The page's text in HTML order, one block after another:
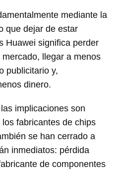
mediante la
que dejar de estar
Huawei significa perder
llegar a menos
publicitario y,
dinero.
implicaciones son
fabricantes de chips
se han cerrado a
inmediatos: pérdida
de componentes